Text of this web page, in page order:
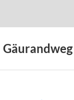
Gäurandweg